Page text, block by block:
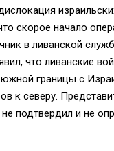
скорое начало
в ливанской
что ливанские
границы с
к северу.
подтвердил и не